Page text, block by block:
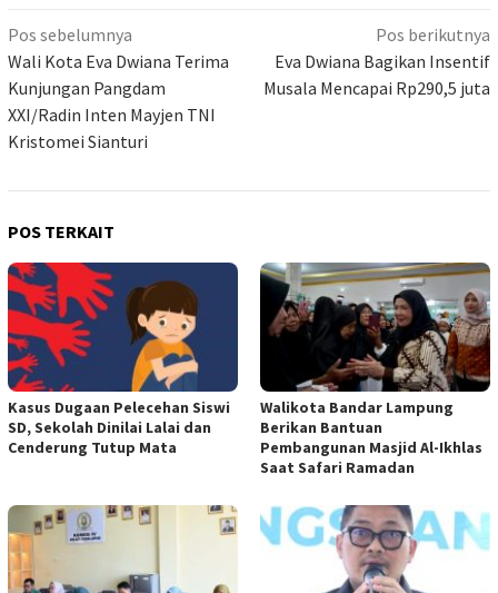
Navigasi
pos
Pos sebelumnya
Wali Kota Eva Dwiana Terima
Kunjungan Pangdam
XXI/Radin Inten Mayjen TNI
Kristomei Sianturi
Pos berikutnya
Eva Dwiana Bagikan Insentif
Musala Mencapai Rp290,5 juta
POS TERKAIT
Kasus Dugaan Pelecehan Siswi
SD, Sekolah Dinilai Lalai dan
Cenderung Tutup Mata
Walikota Bandar Lampung
Berikan Bantuan
Pembangunan Masjid Al-Ikhlas
Saat Safari Ramadan